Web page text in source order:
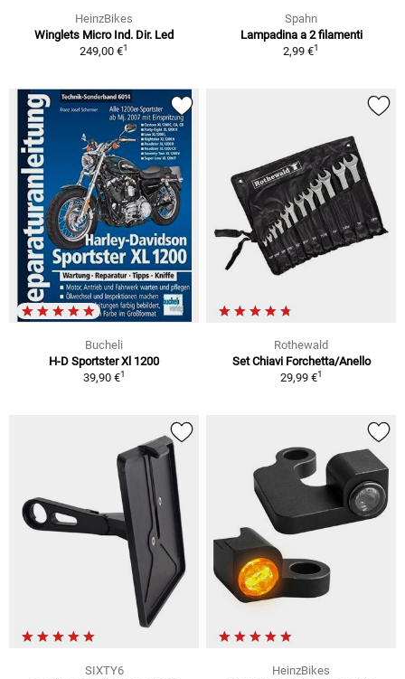
HeinzBikes
Winglets Micro Ind. Dir. Led
249,00 €1
Spahn
Lampadina a 2 filamenti
2,99 €1
Bucheli
H-D Sportster Xl 1200
39,90 €1
Rothewald
Set Chiavi Forchetta/Anello
29,99 €1
SIXTY6
HeinzBikes